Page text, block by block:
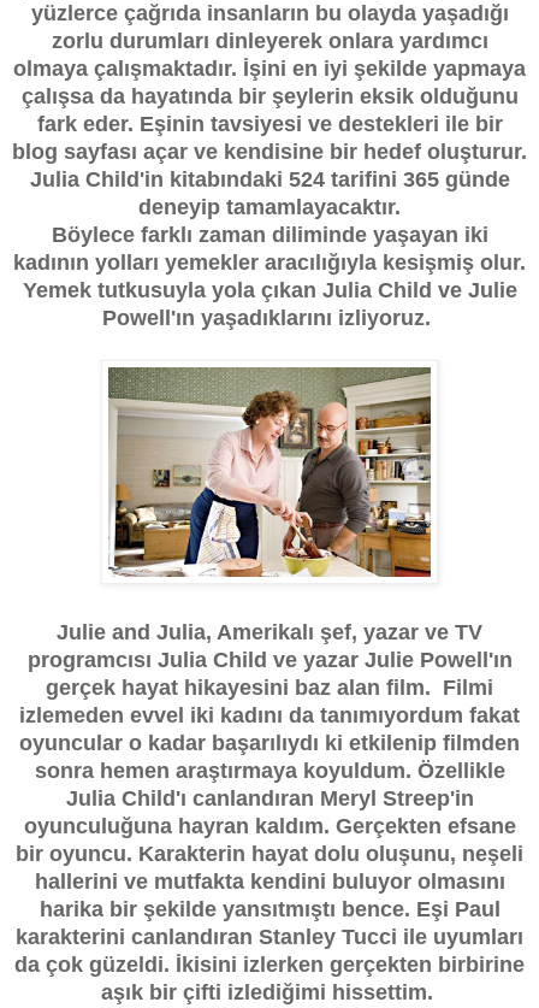
yüzlerce çağrıda insanların bu olayda yaşadığı
zorlu durumları dinleyerek onlara yardımcı
olmaya çalışmaktadır. İşini en iyi şekilde yapmaya
çalışsa da hayatında bir şeylerin eksik olduğunu
fark eder. Eşinin tavsiyesi ve destekleri ile bir
blog sayfası açar ve kendisine bir hedef oluşturur.
Julia Child'in kitabındaki 524 tarifini 365 günde
deneyip tamamlayacaktır.
Böylece farklı zaman diliminde yaşayan iki
kadının yolları yemekler aracılığıyla kesişmiş olur.
Yemek tutkusuyla yola çıkan Julia Child ve Julie
Powell'ın yaşadıklarını izliyoruz.
Julie and Julia, Amerikalı şef, yazar ve TV
programcısı Julia Child ve yazar Julie Powell'ın
gerçek hayat hikayesini baz alan film. Filmi
izlemeden evvel iki kadını da tanımıyordum fakat
oyuncular o kadar başarılıydı ki etkilenip filmden
sonra hemen araştırmaya koyuldum. Özellikle
Julia Child'ı canlandıran Meryl Streep'in
oyunculuğuna hayran kaldım. Gerçekten efsane
bir oyuncu. Karakterin hayat dolu oluşunu, neşeli
hallerini ve mutfakta kendini buluyor olmasını
harika bir şekilde yansıtmıştı bence. Eşi Paul
karakterini canlandıran Stanley Tucci ile uyumları
da çok güzeldi. İkisini izlerken gerçekten birbirine
aşık bir çifti izlediğimi hissettim.